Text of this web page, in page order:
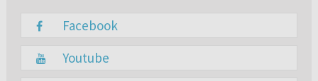
Facebook
Youtube